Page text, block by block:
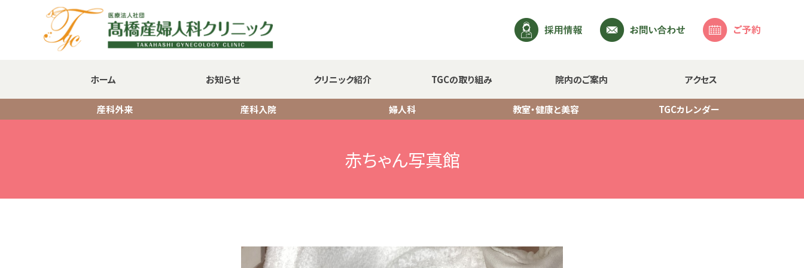
ホーム お知らせ クリニック紹介 TGCの取り組み 院内のご案内 アクセス
産科外来 産科入院 婦人科 教室・健康と美容 TGCカレンダー
赤ちゃん写真館